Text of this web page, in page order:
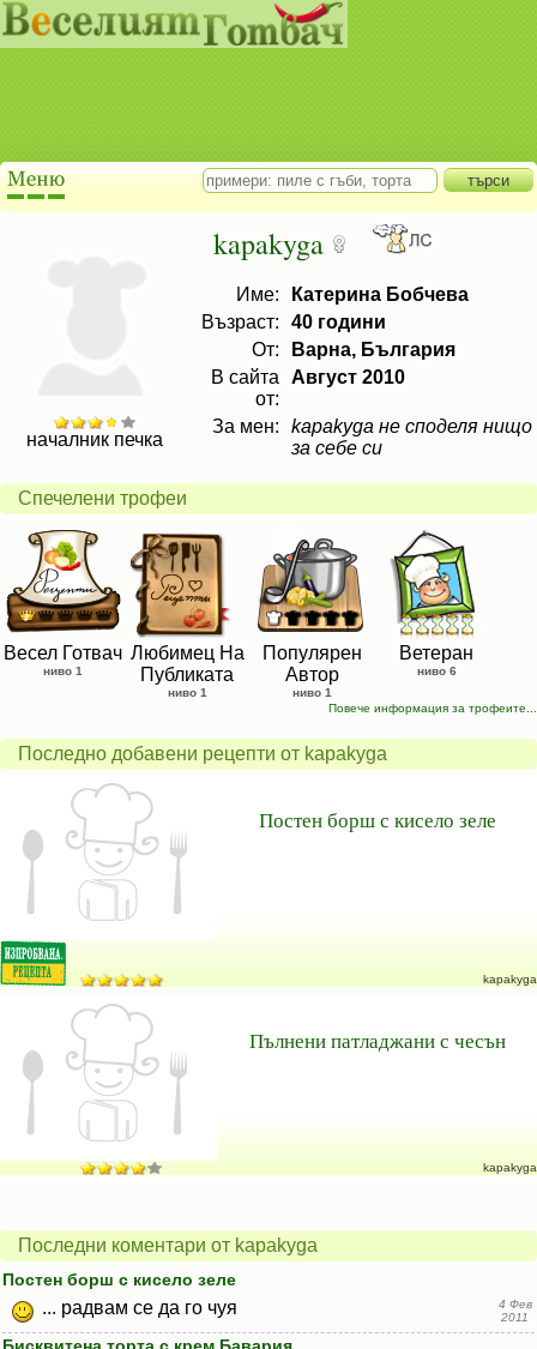
kapakyga
Име:
Катерина Бобчева
Възраст:
40 години
От:
Варна, България
В сайта
от:
Август 2010
За мен:
kapakyga не споделя нищо
за себе си
началник печка
Спечелени трофеи
Весел Готвач
ниво 1
Любимец На
Публиката
ниво 1
Популярен
Автор
ниво 1
Ветеран
ниво 6
Повече информация за трофеите...
Последно добавени рецепти от kapakyga
Постен борш с кисело зеле
kapakyga
Пълнени патладжани с чесън
kapakyga
Последни коментари от kapakyga
Постен борш с кисело зеле
... радвам се да го чуя
4 Фев
2011